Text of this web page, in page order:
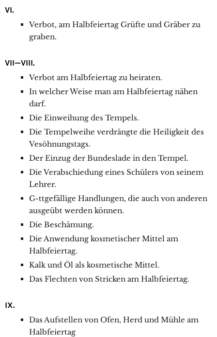
VI.
Verbot, am Halbfeiertag Grüfte und Gräber zu
graben.
VII—VIII.
Verbot am Halbfeiertag zu heiraten.
In welcher Weise man am Halbfeiertag nähen
darf.
Die Einweihung des Tempels.
Die Tempelweihe verdrängte die Heiligkeit des
Vesöhnungstags.
Der Einzug der Bundeslade in den Tempel.
Die Verabschiedung eines Schülers von seinem
Lehrer.
G-ttgefällige Handlungen, die auch von anderen
ausgeübt werden können.
Die Beschämung.
Die Anwendung kosmetischer Mittel am
Halbfeiertag.
Kalk und Öl als kosmetische Mittel.
Das Flechten von Stricken am Halbfeiertag.
IX.
Das Aufstellen von Ofen, Herd und Mühle am
Halbfeiertag